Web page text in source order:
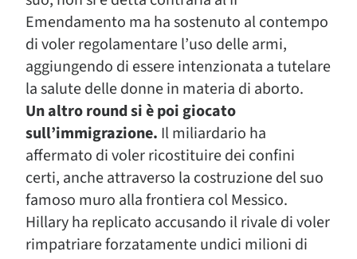
Emendamento ma ha sostenuto al contempo
di voler regolamentare l’uso delle armi,
aggiungendo di essere intenzionata a tutelare
la salute delle donne in materia di aborto.
Un altro round si è poi giocato
sull’immigrazione. Il miliardario ha
affermato di voler ricostituire dei confini
certi, anche attraverso la costruzione del suo
famoso muro alla frontiera col Messico.
Hillary ha replicato accusando il rivale di voler
rimpatriare forzatamente undici milioni di